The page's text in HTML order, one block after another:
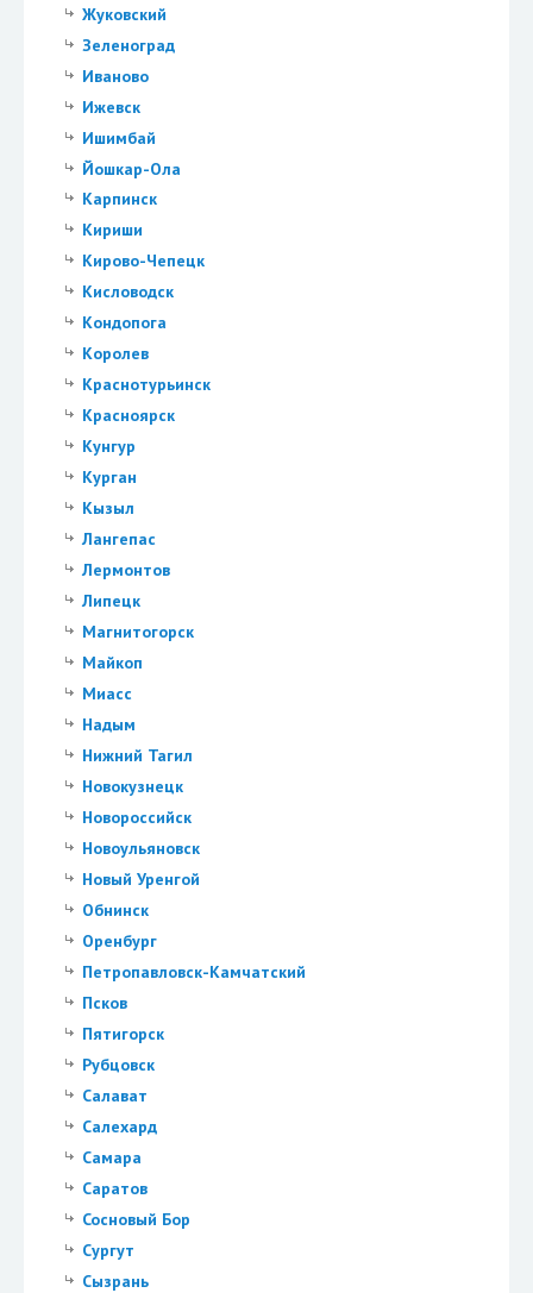
Жуковский
Зеленоград
Иваново
Ижевск
Ишимбай
Йошкар-Ола
Карпинск
Кириши
Кирово-Чепецк
Кисловодск
Кондопога
Королев
Краснотурьинск
Красноярск
Кунгур
Курган
Кызыл
Лангепас
Лермонтов
Липецк
Магнитогорск
Майкоп
Миасс
Надым
Нижний Тагил
Новокузнецк
Новороссийск
Новоульяновск
Новый Уренгой
Обнинск
Оренбург
Петропавловск-Камчатский
Псков
Пятигорск
Рубцовск
Салават
Салехард
Самара
Саратов
Сосновый Бор
Сургут
Сызрань